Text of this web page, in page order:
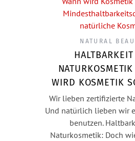
NATURAL
WIRD KOSMETIK
Wir lieben zertifizierte
Und natürlich lieben wir
benutzen.
Naturkosmetik: Doch